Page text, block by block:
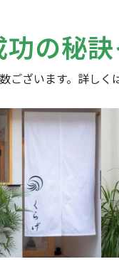
の秘訣
ございます。 詳しく